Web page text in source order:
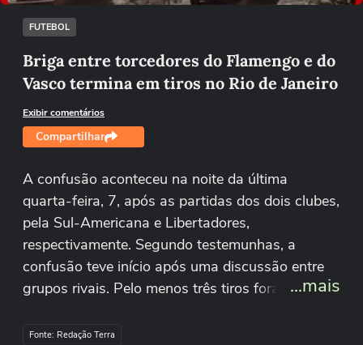
FUTEBOL
Briga entre torcedores do Flamengo e do
Vasco termina em tiros no Rio de Janeiro
Exibir comentários
Compartilhar
A confusão aconteceu na noite da última
quarta-feira, 7, após as partidas dos dois clubes,
pela Sul-Americana e Libertadores,
respectivamente. Segundo testemunhas, a
confusão teve início após uma discussão entre
grupos rivais. Pelo menos três tiros foram...mais
Fonte: Redação Terra